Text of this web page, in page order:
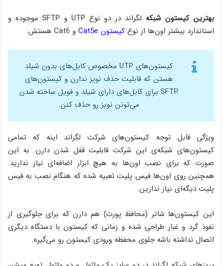
بهترین کیستون شبکه
لگراند در دو نوع UTP و SFTP موجوده و
استاندارد بیشتر اون‌ها از نوع کیستون Cat5e و Cat6 هستش.
کیستون‌های UTP مخصوص کابل‌های بدون شیلد
هستن که قابلیت حذف نویز ندارن و کیستون‌های
SFTP برای کابل‌های دارای شیلد و فویل ساخته شدن
می‌تونن نویز رو حذف کنن.
ویژگی قابل توجه کیستون‌های شرکت لگراند اینه که تمامی
کیستون‌های شبکه‌ی این شرکت قابلیت قفل شدن دارن. به این
صورت که برای نصب اون‌ها به هیچ ابزار اضافه‌ای نیاز ندارید.
همچنین روی اون‌ها فیس پلیت تعبیه شده که هنگام نصب به فیس
پلیت دیگه‌ای نیاز ندارین.
این کیستون‌ها شاتر (محافظ پورت) هم دارن که برای جلوگیری از
نفوذ گرد و غبار طراحی شده و زمانی که کیستون با دستگاه دیگری
اتصال نداشته باشه جلوی محفظه ورودی کیستون رو می‌گیره.